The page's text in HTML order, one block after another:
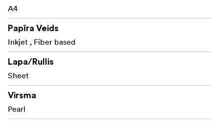
A4
Papīra Veids
Inkjet , Fiber based
Lapa/Rullis
Sheet
Virsma
Pearl